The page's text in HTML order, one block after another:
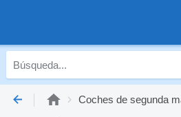
Coches de segunda